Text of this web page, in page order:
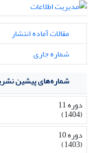
مقالات آماده انتشار
شماره جاری
شماره‌های پیشین
دوره 11
(1404)
دوره 10
(1403)